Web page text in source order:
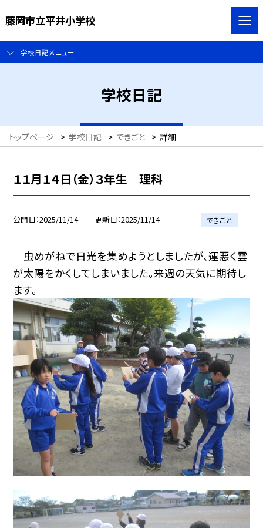
藤岡市立平井小学校
学校日記メニュー
学校日記
トップページ > 学校日記 > できごと > 詳細
１１月１４日（金）３年生 理科
公開日 2025/11/14 更新日 2025/11/14 できごと
虫めがねで日光を集めようとしましたが、運悪く雲
が太陽をかくしてしまいました。来週の天気に期待し
ます。